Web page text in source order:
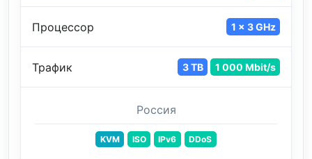
Процессор 1 x 3 GHz
Трафик 3 TB 1 000 Mbit/s
Россия
KVM ISO IPv6 DDoS